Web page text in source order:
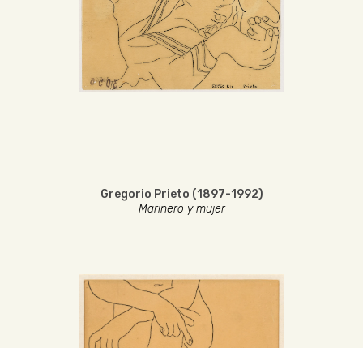
Gregorio Prieto (1897-1992)
Marinero y mujer